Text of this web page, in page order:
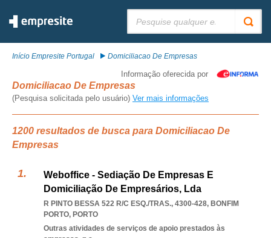
Início Empresite Portugal Domiciliacao De Empresas
Informação oferecida por
Domiciliacao De Empresas
(Pesquisa solicitada pelo usuário) Ver mais informações
1200 resultados de busca para Domiciliacao De
Empresas
Weboffice - Sediação De Empresas E
Domiciliação De Empresários, Lda
R PINTO BESSA 522 R/C ESQ./TRAS., 4300-428, BONFIM
PORTO, PORTO
Outras atividades de serviços de apoio prestados às